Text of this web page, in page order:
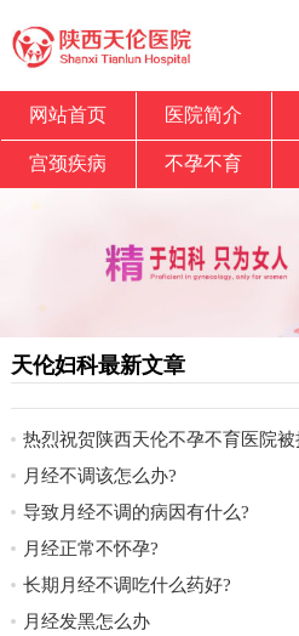
网站首页 医院简介
宫颈疾病 不孕不育
天伦妇科最新文章
月经不调该怎么办?
导致月经不调的病因有什么?
月经正常不怀孕?
长期月经不调吃什么药好?
月经发黑怎么办